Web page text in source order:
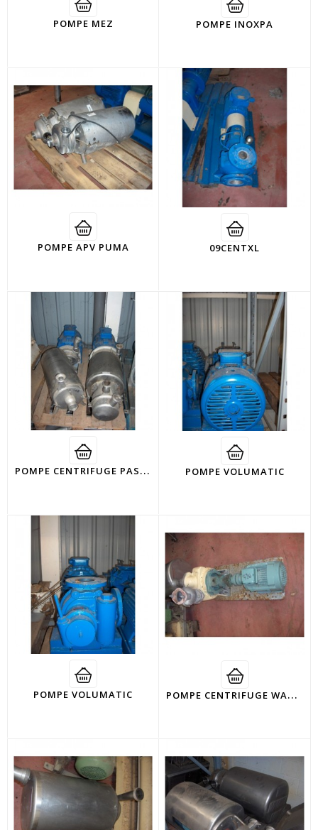
POMPE MEZ POMPE INOXPA
POMPE APV PUMA 09CENTXL
P
OMPE CENTRIFUGE PASILAC POMPE VOLUMATIC
POMPE VOLUMATIC P
OMPE CENTRIFUGE WAUQUIER